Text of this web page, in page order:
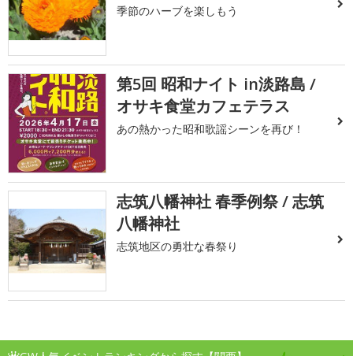
季節のハーブを楽しもう
第5回 昭和ナイト in淡路島 /
オサキ食堂カフェテラス
あの熱かった昭和歌謡シーンを再び！
志筑八幡神社 春季例祭 / 志筑
八幡神社
志筑地区の勇壮な春祭り